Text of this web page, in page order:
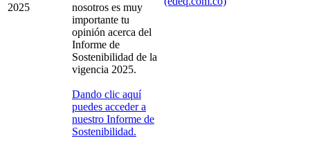
2025
nosotros es muy
importante tu
opinión acerca del
Informe de
Sostenibilidad de la
vigencia 2025.
Dando clic aquí
puedes acceder a
nuestro Informe de
Sostenibilidad.